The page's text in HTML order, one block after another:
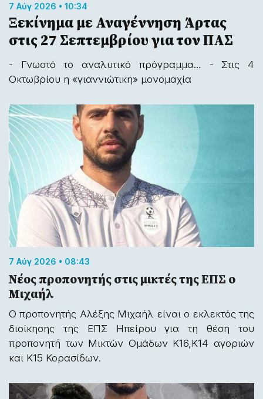
7 Αύγ 2026 • 10:34
Ξεκίνημα με Αναγέννηση Άρτας
στις 27 Σεπτεμβρίου για τον ΠΑΣ
- Γνωστό το αναλυτικό πρόγραμμα… - Στις 4
Οκτωβρίου η «γιαννιώτικη» μονομαχία
7 Αύγ 2026 • 08:43
Νέος προπονητής στις μικτές της ΕΠΣ ο
Μιχαήλ
Ο προπονητής Αλέξης Μιχαήλ είναι ο εκλεκτός της
διοίκησης της ΕΠΣ Ηπείρου για τη θέση του
προπονητή των Μικτών Ομάδων Κ16,Κ14 αγοριών
και Κ15 Κορασίδων.